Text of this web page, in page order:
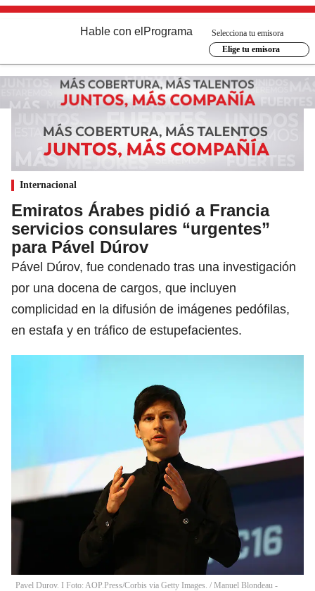
Hable con el Programa
Selecciona tu emisora
Elige tu emisora
Internacional
Emiratos Árabes pidió a Francia
servicios consulares “urgentes”
para Pável Dúrov
Pável Dúrov, fue condenado tras una investigación
por una docena de cargos, que incluyen
complicidad en la difusión de imágenes pedófilas,
en estafa y en tráfico de estupefacientes.
Pavel Durov. I Foto: AOP.Press/Corbis via Getty Images. / Manuel Blondeau -